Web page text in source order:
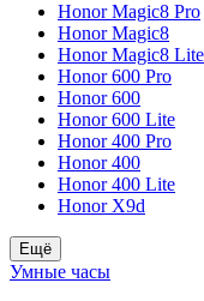
Honor Magic8 Pro
Honor Magic8
Honor Magic8 Lite
Honor 600 Pro
Honor 600
Honor 600 Lite
Honor 400 Pro
Honor 400
Honor 400 Lite
Honor X9d
Ещё
Умные часы